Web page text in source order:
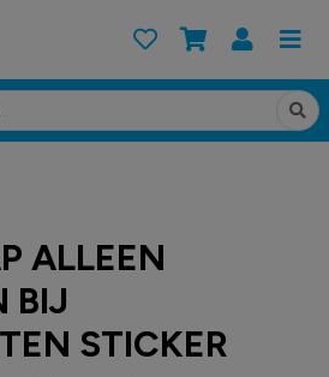
ALLEEN
BIJ
STICKER